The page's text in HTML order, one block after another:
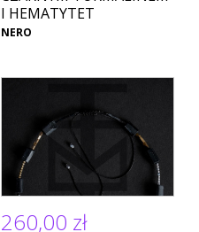
I HEMATYTET
NERO
260,00 zł